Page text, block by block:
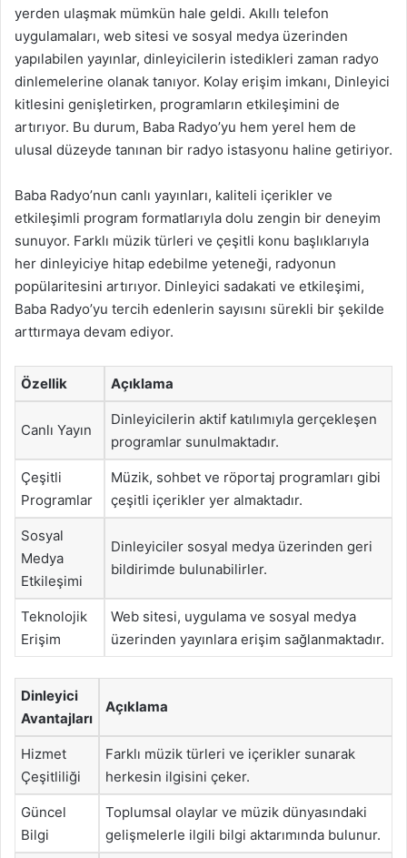
yerden ulaşmak mümkün hale geldi. Akıllı telefon
uygulamaları, web sitesi ve sosyal medya üzerinden
yapılabilen yayınlar, dinleyicilerin istedikleri zaman radyo
dinlemelerine olanak tanıyor. Kolay erişim imkanı, Dinleyici
kitlesini genişletirken, programların etkileşimini de
artırıyor. Bu durum, Baba Radyo’yu hem yerel hem de
ulusal düzeyde tanınan bir radyo istasyonu haline getiriyor.
Baba Radyo’nun canlı yayınları, kaliteli içerikler ve
etkileşimli program formatlarıyla dolu zengin bir deneyim
sunuyor. Farklı müzik türleri ve çeşitli konu başlıklarıyla
her dinleyiciye hitap edebilme yeteneği, radyonun
popülaritesini artırıyor. Dinleyici sadakati ve etkileşimi,
Baba Radyo’yu tercih edenlerin sayısını sürekli bir şekilde
arttırmaya devam ediyor.
Özellik Açıklama
Canlı Yayın
Dinleyicilerin aktif katılımıyla gerçekleşen
programlar sunulmaktadır.
Çeşitli
Programlar
Müzik, sohbet ve röportaj programları gibi
çeşitli içerikler yer almaktadır.
Sosyal
Medya
Etkileşimi
Dinleyiciler sosyal medya üzerinden geri
bildirimde bulunabilirler.
Teknolojik
Erişim
Web sitesi, uygulama ve sosyal medya
üzerinden yayınlara erişim sağlanmaktadır.
Dinleyici
Avantajları
Açıklama
Hizmet
Çeşitliliği
Farklı müzik türleri ve içerikler sunarak
herkesin ilgisini çeker.
Güncel
Bilgi
Toplumsal olaylar ve müzik dünyasındaki
gelişmelerle ilgili bilgi aktarımında bulunur.